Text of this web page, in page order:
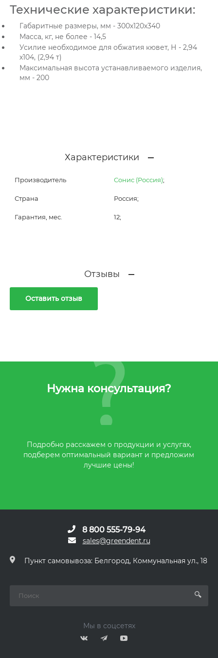
Технические характеристики:
Габаритные размеры, мм - 300х120х340
Масса, кг, не более - 14,5
Усилие необходимое для обжатия кювет, Н - 2,94
х104, (2,94 т)
Максимальная высота устанавливаемого изделия,
мм - 200
Характеристики
Производитель Сонис (Россия);
Страна Россия;
Гарантия, мес. 12;
Отзывы
Оставить отзыв
Нужна консультация?
Подробно расскажем о продукции и услугах,
подберем оптимальный вариант и предложим
лучшие цены!
8 800 555-79-94
sales@greendent.ru
Пункт самовывоза: Белгород, Коммунальная ул., 18
Мы в соцсетях